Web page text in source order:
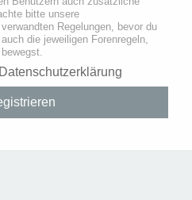
bitte unsere
Regelungen, bevor du
die jeweiligen Forenregeln,
Datenschutzerklärung